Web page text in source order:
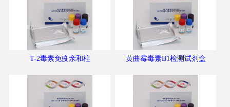
T-2毒素免疫亲和柱 黄曲霉毒素B1检测试剂盒